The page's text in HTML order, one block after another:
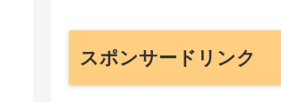
スポンサードリンク